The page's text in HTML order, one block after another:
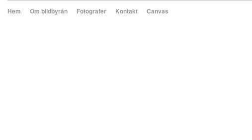
Hem Om bildbyrån Fotografer Kontakt Canvas